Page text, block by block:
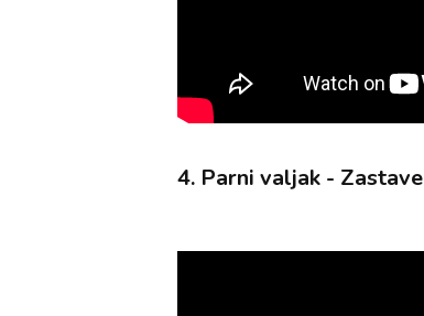
4. Parni valjak - Zastave